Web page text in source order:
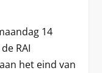
14
RAI
het eind van